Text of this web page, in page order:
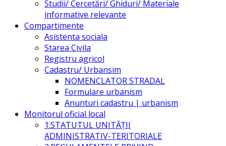
Studii/ Cercetări/ Ghiduri/ Materiale
informative relevante
Compartimente
Asistenta sociala
Starea Civila
Registru agricol
Cadastru/ Urbansim
NOMENCLATOR STRADAL
Formulare urbanism
Anunturi cadastru | urbanism
Monitorul oficial local
1.STATUTUL UNITĂŢII
ADMINISTRATIV-TERITORIALE